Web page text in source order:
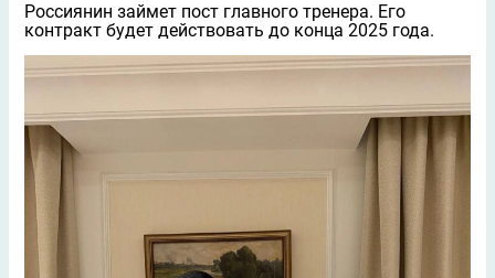
Россиянин займет пост главного тренера. Его
контракт будет действовать до конца 2025 года.